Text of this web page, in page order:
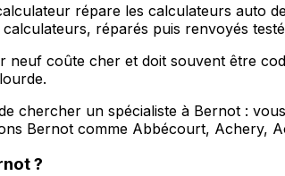
répare les calculateurs auto
réparés puis renvoyés
neuf coûte cher et doit souvent être
chercher un spécialiste à Bernot :
Bernot comme Abbécourt, Achery,
?